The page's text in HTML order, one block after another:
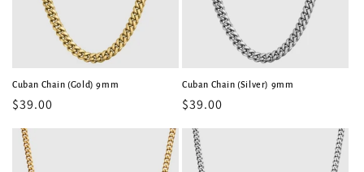
Cuban Chain (Gold) 9mm
常
价
格
$39.00
Cuban Chain (Silver) 9mm
常
价
$39.00